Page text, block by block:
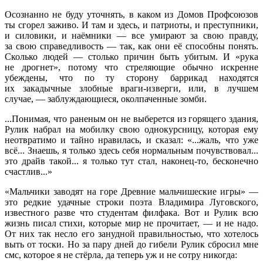
Осознанно не буду уточнять, в каком из Домов Профсоюзов
ты сгорел заживо. И там и здесь, и патриоты, и преступники,
и силовики, и наёмники — все умирают за свою правду,
за свою справедливость — так, как они её способны понять.
Сколько людей — столько причин быть убитым. И «рука
не дрогнет», потому что стреляющие обычно искренне
убеждены, что по ту сторону баррикад находятся
их закадычные злобные враги-изверги, или, в лучшем
случае, — заблуждающиеся, околпаченные зомби.
...Понимая, что раненым он не выберется из горящего здания,
Рулик набрал на мобилку свою однокурсницу, которая ему
неотвратимо и тайно нравилась, и сказал: «...жаль, что уже
всё... Знаешь, я только здесь себя нормальным почувствовал...
это драйв такой... я только тут стал, наконец-то, бесконечно
счастлив...»
«Мальчики заводят на горе Древние мальчишеские игры» —
это редкие удачные строки поэта Владимира Луговского,
известного разве что студентам филфака. Вот и Рулик всю
жизнь писал стихи, которые мир не прочитает, — и не надо.
От них так несло его занудной правильностью, что хотелось
выть от тоски. Но за пару дней до гибели Рулик сбросил мне
смс, которое я не стёрла, да теперь уж и не сотру никогда: